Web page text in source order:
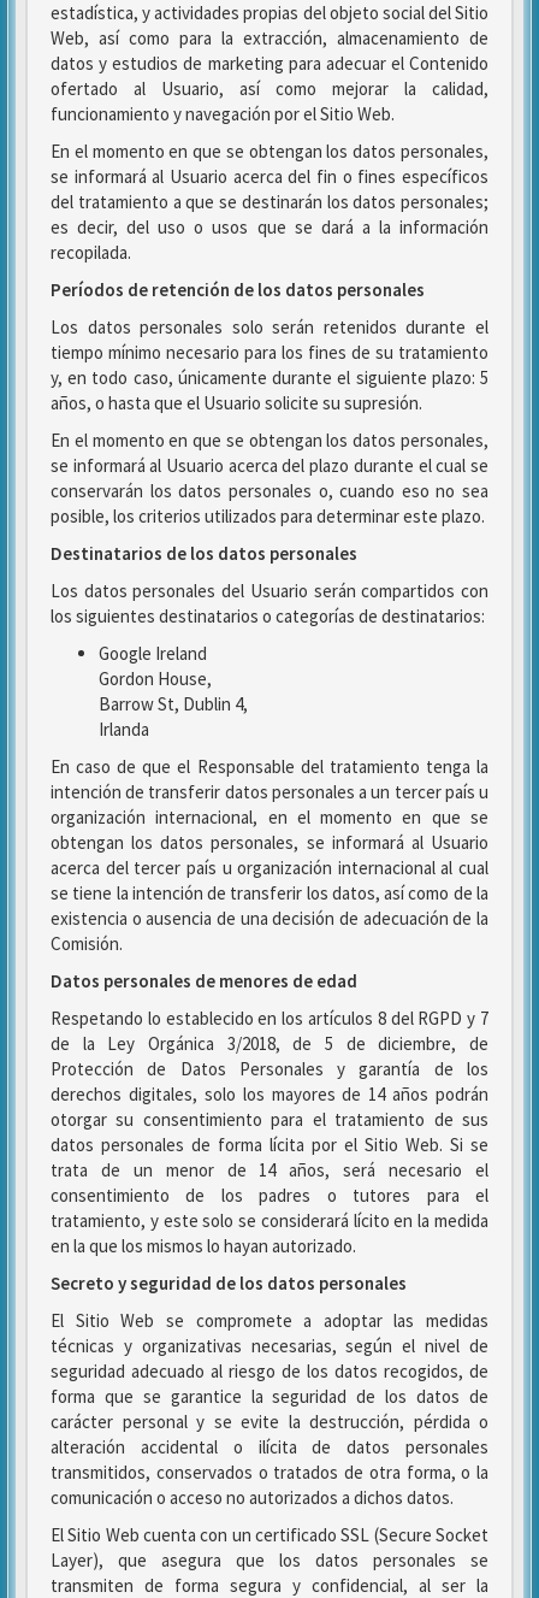
estadística, y actividades propias del objeto social del Sitio
Web, así como para la extracción, almacenamiento de
datos y estudios de marketing para adecuar el Contenido
ofertado al Usuario, así como mejorar la calidad,
funcionamiento y navegación por el Sitio Web.
En el momento en que se obtengan los datos personales,
se informará al Usuario acerca del fin o fines específicos
del tratamiento a que se destinarán los datos personales;
es decir, del uso o usos que se dará a la información
recopilada.
Períodos de retención de los datos personales
Los datos personales solo serán retenidos durante el
tiempo mínimo necesario para los fines de su tratamiento
y, en todo caso, únicamente durante el siguiente plazo: 5
años, o hasta que el Usuario solicite su supresión.
En el momento en que se obtengan los datos personales,
se informará al Usuario acerca del plazo durante el cual se
conservarán los datos personales o, cuando eso no sea
posible, los criterios utilizados para determinar este plazo.
Destinatarios de los datos personales
Los datos personales del Usuario serán compartidos con
los siguientes destinatarios o categorías de destinatarios:
Google Ireland
Gordon House,
Barrow St, Dublin 4,
Irlanda
En caso de que el Responsable del tratamiento tenga la
intención de transferir datos personales a un tercer país u
organización internacional, en el momento en que se
obtengan los datos personales, se informará al Usuario
acerca del tercer país u organización internacional al cual
se tiene la intención de transferir los datos, así como de la
existencia o ausencia de una decisión de adecuación de la
Comisión.
Datos personales de menores de edad
Respetando lo establecido en los artículos 8 del RGPD y 7
de la Ley Orgánica 3/2018, de 5 de diciembre, de
Protección de Datos Personales y garantía de los
derechos digitales, solo los mayores de 14 años podrán
otorgar su consentimiento para el tratamiento de sus
datos personales de forma lícita por el Sitio Web. Si se
trata de un menor de 14 años, será necesario el
consentimiento de los padres o tutores para el
tratamiento, y este solo se considerará lícito en la medida
en la que los mismos lo hayan autorizado.
Secreto y seguridad de los datos personales
El Sitio Web se compromete a adoptar las medidas
técnicas y organizativas necesarias, según el nivel de
seguridad adecuado al riesgo de los datos recogidos, de
forma que se garantice la seguridad de los datos de
carácter personal y se evite la destrucción, pérdida o
alteración accidental o ilícita de datos personales
transmitidos, conservados o tratados de otra forma, o la
comunicación o acceso no autorizados a dichos datos.
El Sitio Web cuenta con un certificado SSL (Secure Socket
Layer), que asegura que los datos personales se
transmiten de forma segura y confidencial, al ser la